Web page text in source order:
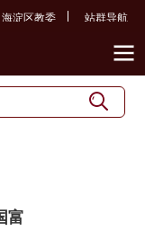
海淀区教委 站群导航
富